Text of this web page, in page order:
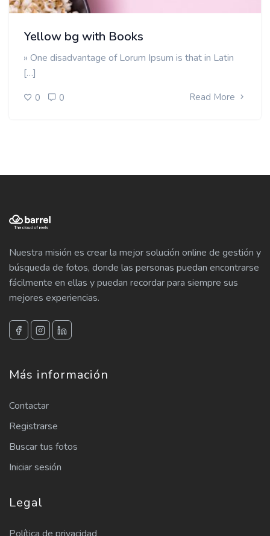
Yellow bg with Books
» One disadvantage of Lorum Ipsum is that in Latin
[…]
0 0 Read More
Nuestra misión es crear la mejor solución online de gestión y
búsqueda de fotos, donde las personas puedan encontrarse
fácilmente en ellas y puedan recordar para siempre sus
mejores experiencias.
Más información
Contactar
Registrarse
Buscar tus fotos
Iniciar sesión
Legal